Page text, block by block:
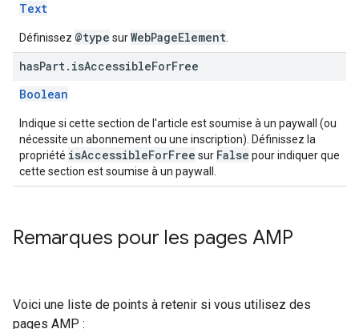
Text
Définissez @type surWebPageElement
hasPart. isAccessibleForFree
Boolean
Indique si cette section de l'article est soumise à un paywall (ou
nécessite un abonnement ou une inscription). Définissez la
propriété isAccessibleForFree sur False pour indiquer que
cette section est soumise à un paywall.
Remarques pour les pages AMP
Voici une liste de points à retenir si vous utilisez des
pages AMP :